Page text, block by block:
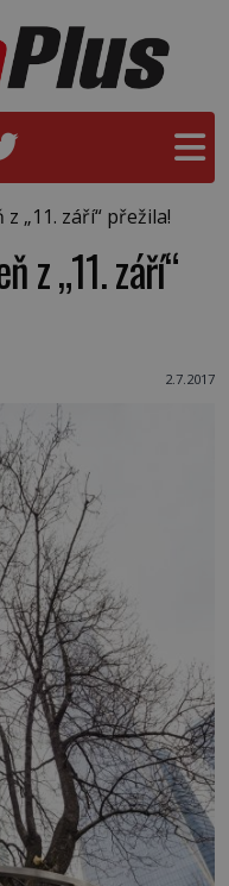
„11. září“ přežila!
z „11. září“
2.7.2017